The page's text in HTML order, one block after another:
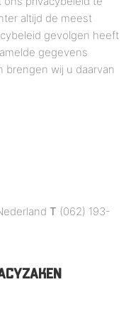
altijd de meest
gevolgen heeft
gegevens
brengen wij u daarvan
T (062) 193-